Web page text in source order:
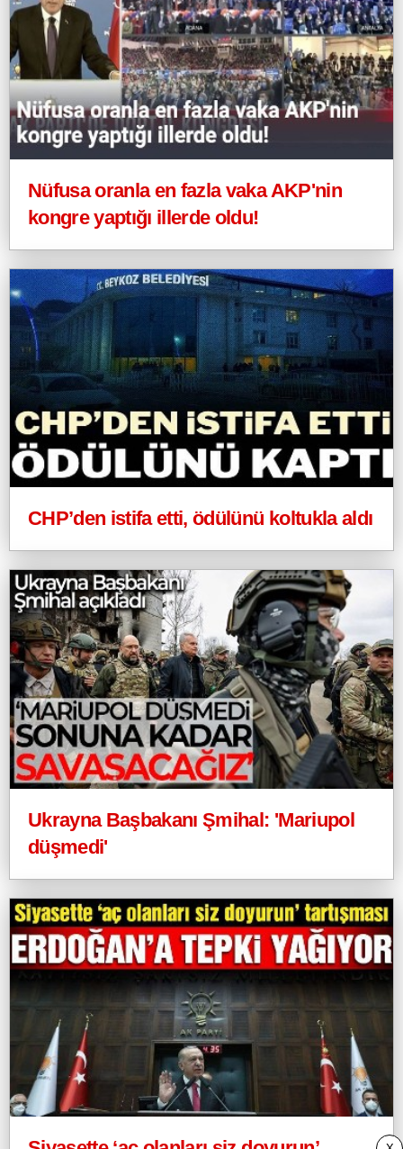
Nüfusa oranla en fazla vaka AKP'nin
kongre yaptığı illerde oldu!
CHP’den istifa etti, ödülünü koltukla aldı
Ukrayna Başbakanı Şmihal: 'Mariupol
düşmedi'